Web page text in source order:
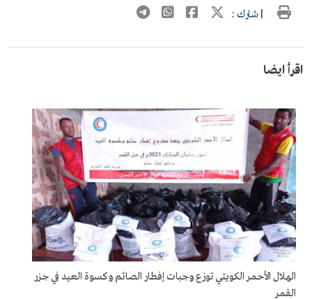
| شارك :
اقرأ ايضا
الهلال الأحمر الكويتي توزع وجبات إفطار الصائم وكسوة العيد في جزر
القمر